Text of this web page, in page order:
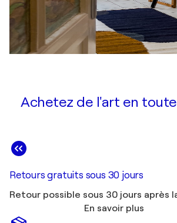
Achetez de l'art en
Retours gratuits sous 30 jours
Retour possible sous 30 jours après
En savoir plus